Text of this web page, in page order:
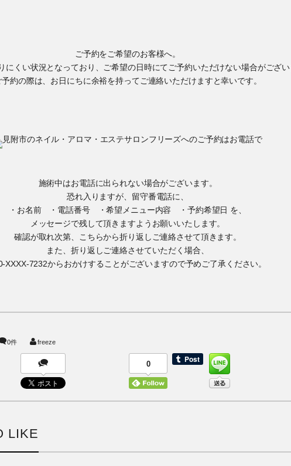
ご予約をご希望のお客様へ。
にくい状況となっており、ご希望の日時にてご予約いただけない場合がござい
予約の際は、お日にちに余裕を持ってご連絡いただけますと幸いです。
施術中はお電話に出られない場合がございます。
恐れ入りますが、留守番電話に、
・お名前 ・電話番号 ・希望メニュー内容 ・予約希望日 を、
メッセージで残して頂きますようお願いいたします。
確認が取れ次第、こちらから折り返しご連絡させて頂きます。
また、折り返しご連絡させていただく場合、
XXXX-7232からおかけすることがございますので予めご了承ください。
0件 freeze
0
LIKE